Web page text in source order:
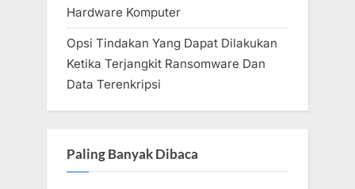
Hardware Komputer
Opsi Tindakan Yang Dapat Dilakukan
Ketika Terjangkit Ransomware Dan
Data Terenkripsi
Paling Banyak Dibaca